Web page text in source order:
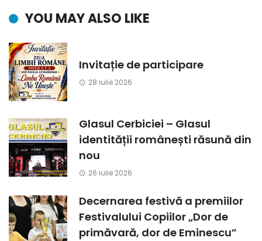
YOU MAY ALSO LIKE
Invitație de participare
28 iulie 2026
Glasul Cerbiciei – Glasul
identității românești răsună din
nou
26 iulie 2026
Decernarea festivă a premiilor
Festivalului Copiilor „Dor de
primăvară, dor de Eminescu”